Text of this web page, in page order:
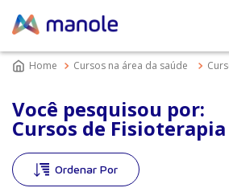
Cursos na área da saúde
Você pesquisou por:
Cursos de Fisioterapia